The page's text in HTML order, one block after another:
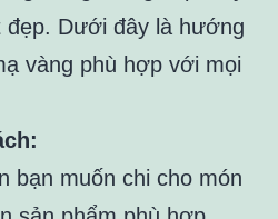
đẹp. Dưới đây là hướng
vàng phù hợp với mọi
bạn muốn chi cho món